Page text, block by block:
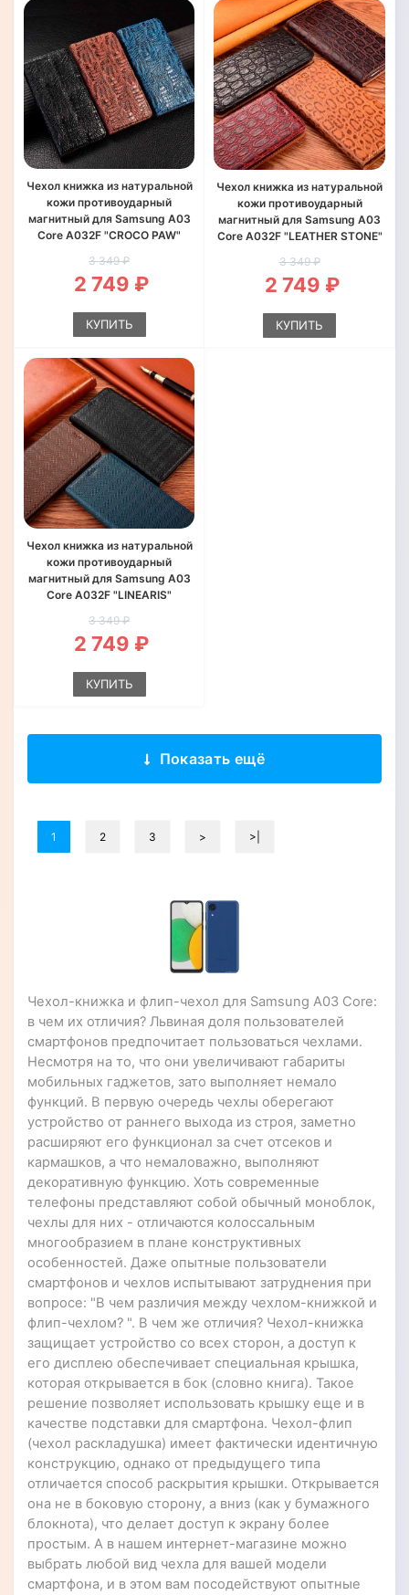
Чехол книжка из натуральной
кожи противоударный
магнитный для Samsung A03
Core A032F "CROCO PAW"
3 349 ₽
2 749 ₽
КУПИТЬ
Чехол книжка из натуральной
кожи противоударный
магнитный для Samsung A03
Core A032F "LEATHER STONE"
3 349 ₽
2 749 ₽
КУПИТЬ
Чехол книжка из натуральной
кожи противоударный
магнитный для Samsung A03
Core A032F "LINEARIS"
3 349 ₽
2 749 ₽
КУПИТЬ
Показать ещё
1 2 3 > >|
Чехол-книжка и флип-чехол для Samsung A03 Core:
в чем их отличия? Львиная доля пользователей
смартфонов предпочитает пользоваться чехлами.
Несмотря на то, что они увеличивают габариты
мобильных гаджетов, зато выполняет немало
функций. В первую очередь чехлы оберегают
устройство от раннего выхода из строя, заметно
расширяют его функционал за счет отсеков и
кармашков, а что немаловажно, выполняют
декоративную функцию. Хоть современные
телефоны представляют собой обычный моноблок,
чехлы для них - отличаются колоссальным
многообразием в плане конструктивных
особенностей. Даже опытные пользователи
смартфонов и чехлов испытывают затруднения при
вопросе: "В чем различия между чехлом-книжкой и
флип-чехлом? ". В чем же отличия? Чехол-книжка
защищает устройство со всех сторон, а доступ к
его дисплею обеспечивает специальная крышка,
которая открывается в бок (словно книга). Такое
решение позволяет использовать крышку еще и в
качестве подставки для смартфона. Чехол-флип
(чехол раскладушка) имеет фактически идентичную
конструкцию, однако от предыдущего типа
отличается способ раскрытия крышки. Открывается
она не в боковую сторону, а вниз (как у бумажного
блокнота), что делает доступ к экрану более
простым. А в нашем интернет-магазине можно
выбрать любой вид чехла для вашей модели
смартфона, и в этом вам посодействуют опытные